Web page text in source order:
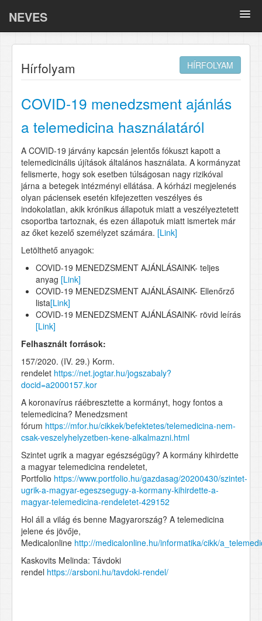
NEVES
Oki kutatások
COVID-19
Tematikus anyagok
Adatlapok
GY.I.K.
HÍRFOLYAM
Hírfolyam
COVID-19 menedzsment ajánlás
a telemedicina használatáról
A COVID-19 járvány kapcsán jelentős fókuszt kapott a
telemedicinális újítások általános használata. A kormányzat
felismerte, hogy sok esetben túlságosan nagy rizikóval
járna a betegek intézményi ellátása. A kórházi megjelenés
olyan páciensek esetén kifejezetten veszélyes és
indokolatlan, akik krónikus állapotuk miatt a veszélyeztetett
csoportba tartoznak, és ezen állapotuk miatt ismertek már
az őket kezelő személyzet számára. [Link]
Letölthető anyagok:
COVID-19 MENEDZSMENT AJÁNLÁSAINK- teljes
anyag [Link]
COVID-19 MENEDZSMENT AJÁNLÁSAINK- Ellenőrző
lista[Link]
COVID-19 MENEDZSMENT AJÁNLÁSAINK- rövid leírás
[Link]
Felhasznált források:
157/2020. (IV. 29.) Korm.
rendelet https://net.jogtar.hu/jogszabaly?
docid=a2000157.kor
A koronavírus ráébresztette a kormányt, hogy fontos a
telemedicina? Menedzsment
fórum https://mfor.hu/cikkek/befektetes/telemedicina-nem-
csak-veszelyhelyzetben-kene-alkalmazni.html
Szintet ugrik a magyar egészségügy? A kormány kihirdette
a magyar telemedicina rendeletet,
Portfolio https://www.portfolio.hu/gazdasag/20200430/szintet-
ugrik-a-magyar-egeszsegugy-a-kormany-kihirdette-a-
magyar-telemedicina-rendeletet-429152
Hol áll a világ és benne Magyarország? A telemedicina
jelene és jövője,
Medicalonline http://medicalonline.hu/informatika/cikk/
Kaskovits Melinda: Távdoki
rendel https://arsboni.hu/tavdoki-rendel/